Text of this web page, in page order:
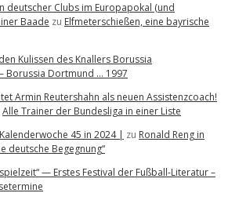
deutscher Clubs im Europapokal (und
Baade zu Elfmeterschießen, eine bayrische
Kulissen des Knallers Borussia
Borussia Dortmund … 1997
Armin Reutershahn als neuen Assistenzcoach!
Alle Trainer der Bundesliga in einer Liste
45 in 2024 | zu Ronald Reng in
deutsche Begegnung“
— Erstes Festival der Fußball-Literatur –